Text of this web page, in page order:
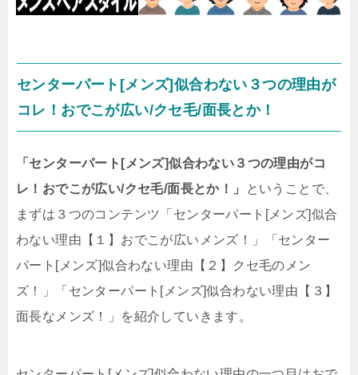
センターパート[メンズ]似合わない３つの理由が
コレ！おでこが広い/クセ毛/面長とか！
「センターパート[メンズ]似合わない３つの理由がコ
レ！おでこが広い/クセ毛/面長とか！」
ということで、
まずは３つのコンテンツ「センターパート[メンズ]似合
わない理由【１】おでこが広いメンズ！」「センター
パート[メンズ]似合わない理由【２】クセ毛のメン
ズ！」「センターパート[メンズ]似合わない理由【３】
面長なメンズ！」を紹介していきます。